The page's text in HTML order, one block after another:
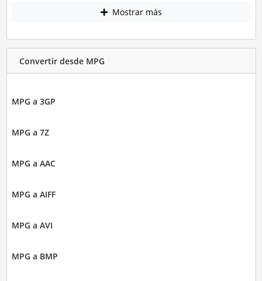
Mostrar más
Convertir desde MPG
MPG a 3GP
MPG a 7Z
MPG a AAC
MPG a AIFF
MPG a AVI
MPG a BMP